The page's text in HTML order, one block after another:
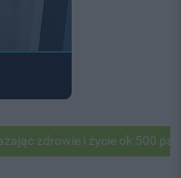
i życie ok 500